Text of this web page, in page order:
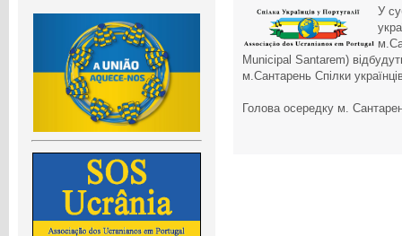
У
Municipal Santarem)
м.Сантарень Спілки
Голова осередку м.